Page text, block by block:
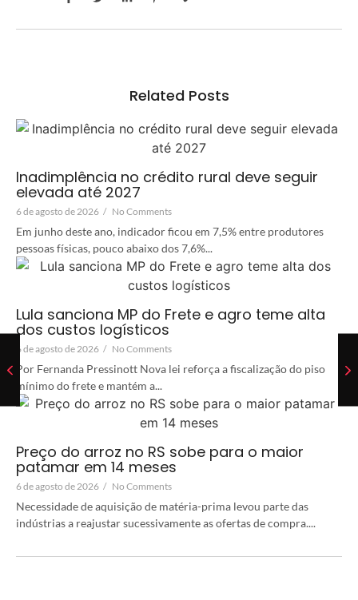
Related Posts
Inadimplência no crédito rural deve seguir
elevada até 2027
6 de agosto de 2026 / No Comments
Em junho deste ano, indicador ficou em 7,5% entre produtores
pessoas físicas, pouco abaixo dos 7,6%...
Lula sanciona MP do Frete e agro teme alta
dos custos logísticos
6 de agosto de 2026 / No Comments
Por Fernanda Pressinott Nova lei reforça a fiscalização do piso
mínimo do frete e mantém a...
Preço do arroz no RS sobe para o maior
patamar em 14 meses
6 de agosto de 2026 / No Comments
Necessidade de aquisição de matéria-prima levou parte das
indústrias a reajustar sucessivamente as ofertas de compra....